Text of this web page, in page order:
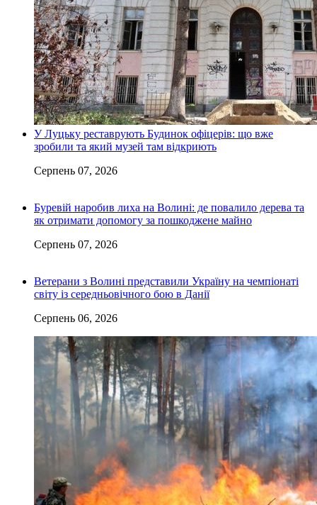
У Луцьку реставрують Будинок офіцерів: що вже
зробили та який музей там відкриють
Серпень 07, 2026
Буревій наробив лиха на Волині: де повалило дерева та
як отримати допомогу за пошкоджене майно
Серпень 07, 2026
Ветерани з Волині представили Україну на чемпіонаті
світу із середньовічного бою в Данії
Серпень 06, 2026